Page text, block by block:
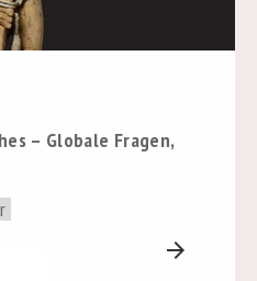
– Globale Fragen,
arrow_forward